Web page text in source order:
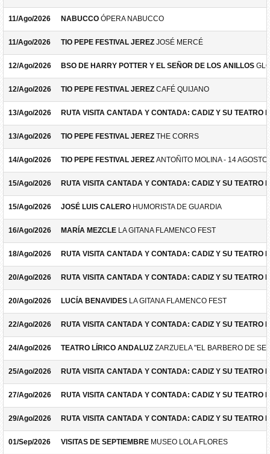
11/Ago/2026 NABUCCO ÓPERA NABUCCO
11/Ago/2026 TIO PEPE FESTIVAL JEREZ JOSÉ MERCÉ
12/Ago/2026 BSO DE HARRY POTTER Y EL SEÑOR DE LOS ANILLOS
12/Ago/2026 TIO PEPE FESTIVAL JEREZ CAFÉ QUIJANO
13/Ago/2026 RUTA VISITA CANTADA Y CONTADA: CADIZ Y SU TEATRO
13/Ago/2026 TIO PEPE FESTIVAL JEREZ THE CORRS
14/Ago/2026 TIO PEPE FESTIVAL JEREZ ANTOÑITO MOLINA - 14 AGOSTO
15/Ago/2026 RUTA VISITA CANTADA Y CONTADA: CADIZ Y SU TEATRO
15/Ago/2026 JOSÉ LUIS CALERO HUMORISTA DE GUARDIA
16/Ago/2026 MARÍA MEZCLE LA GITANA FLAMENCO FEST
18/Ago/2026 RUTA VISITA CANTADA Y CONTADA: CADIZ Y SU TEATRO
20/Ago/2026 RUTA VISITA CANTADA Y CONTADA: CADIZ Y SU TEATRO
20/Ago/2026 LUCÍA BENAVIDES LA GITANA FLAMENCO FEST
22/Ago/2026 RUTA VISITA CANTADA Y CONTADA: CADIZ Y SU TEATRO
24/Ago/2026 TEATRO LÍRICO ANDALUZ ZARZUELA "EL BARBERO DE
25/Ago/2026 RUTA VISITA CANTADA Y CONTADA: CADIZ Y SU TEATRO
27/Ago/2026 RUTA VISITA CANTADA Y CONTADA: CADIZ Y SU TEATRO
29/Ago/2026 RUTA VISITA CANTADA Y CONTADA: CADIZ Y SU TEATRO
01/Sep/2026 VISITAS DE SEPTIEMBRE MUSEO LOLA FLORES